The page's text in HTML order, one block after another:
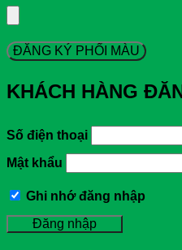
KHÁCH HÀNG
Số điện thoại
Mật khẩu
Ghi nhớ đăng nhập